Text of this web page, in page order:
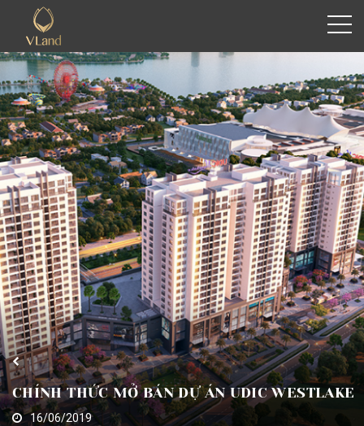
CHÍNH THỨC MỞ BÁN DỰ ÁN UDIC WESTLAKE
16/06/2019